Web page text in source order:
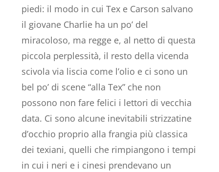
piedi: il modo in cui Tex e Carson salvano
il giovane Charlie ha un po’ del
miracoloso, ma regge e, al netto di questa
piccola perplessità, il resto della vicenda
scivola via liscia come l’olio e ci sono un
bel po’ di scene “alla Tex” che non
possono non fare felici i lettori di vecchia
data. Ci sono alcune inevitabili strizzatine
d’occhio proprio alla frangia più classica
dei texiani, quelli che rimpiangono i tempi
in cui i neri e i cinesi prendevano un